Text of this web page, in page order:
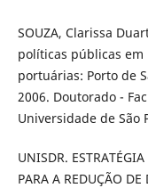
SOUZA, Clarissa
políticas públicas
portuárias: Porto de
2006. Doutorado -
Universidade de São
UNISDR.
PARA A REDUÇÃO